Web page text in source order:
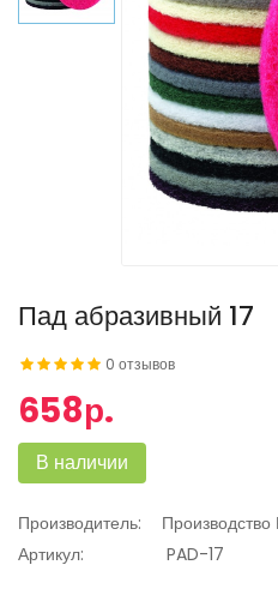
Пад абразивный 17
0 отзывов
658р.
В наличии
Производитель:
Артикул:
PAD-17